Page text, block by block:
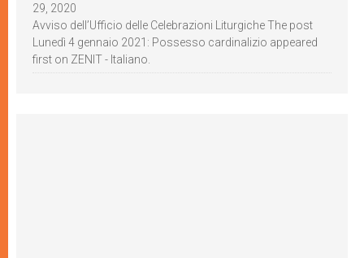
29, 2020
Avviso dell’Ufficio delle Celebrazioni Liturgiche The post
Lunedì 4 gennaio 2021: Possesso cardinalizio appeared
first on ZENIT - Italiano.